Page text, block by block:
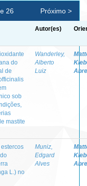
26 Próximo >
Autor(es)
do
de
sob
mastite
Wanderley,
Alberto
Luiz
L.) no
Muniz,
Edgard
Alves